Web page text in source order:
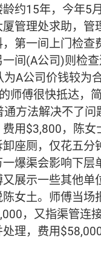
约15年，今年5
管理处求助，管
第一间上门检查
间(A公司)则检
A公司价钱较为
师傅很快抵达，简
方法解决不了问
用$3,800，陈女
座厕，仅花五分
爆渠会影响下层
展示一些其他单
女土。师傅当场
，又指渠管连
理，费用$58,000